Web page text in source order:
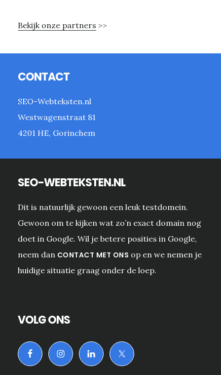
Bekijk onze partners >>
CONTACT
SEO-Webteksten.nl
Westwagenstraat 81
4201 HE, Gorinchem
SEO-WEBTEKSTEN.NL
Dit is natuurlijk gewoon een leuk testdomein.
Gewoon om te kijken wat zo’n exact domain nog
doet in Google. Wil je betere posities in Google,
neem dan CONTACT MET ONS op en we nemen je
huidige situatie graag onder de loep.
VOLG ONS